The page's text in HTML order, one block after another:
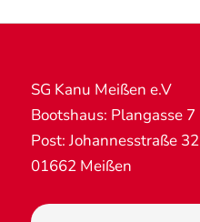
SG Kanu Meißen e.V
Bootshaus: Plangasse 7
Post: Johannesstraße 32
01662 Meißen